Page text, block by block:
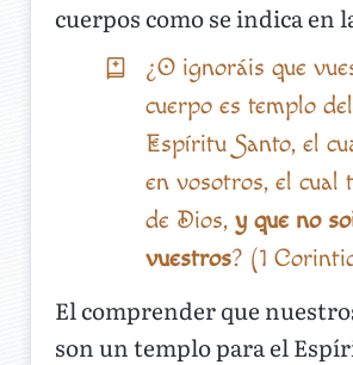
cuerpos como se indica en
¿O ignoráis que
cuerpo es templo del
Espíritu Santo, el
en vosotros, el cual
de Dios, y que no
vuestros? (1
El comprender que
son un templo para el